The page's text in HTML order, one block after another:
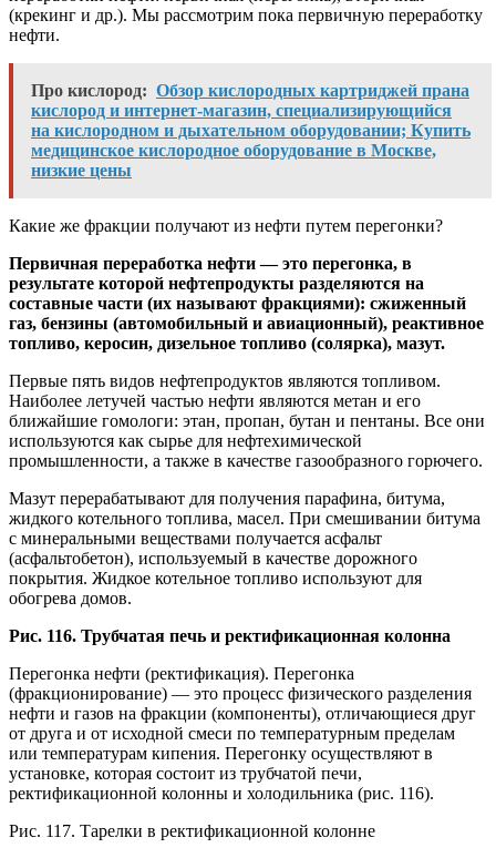
(крекинг и др.). Мы рассмотрим пока первичную переработку
нефти.
Про кислород: Обзор кислородных картриджей прана
кислород и интернет-магазин, специализирующийся
на кислородном и дыхательном оборудовании; Купить
медицинское кислородное оборудование в Москве,
низкие цены
Какие же фракции получают из нефти путем перегонки?
Первичная переработка нефти — это перегонка, в
результате которой нефтепродукты разделяются на
составные части (их называют фракциями): сжиженный
газ, бензины (автомобильный и авиационный), реактивное
топливо, керосин, дизельное топливо (солярка), мазут.
Первые пять видов нефтепродуктов являются топливом.
Наиболее летучей частью нефти являются метан и его
ближайшие гомологи: этан, пропан, бутан и пентаны. Все они
используются как сырье для нефтехимической
промышленности, а также в качестве газообразного горючего.
Мазут перерабатывают для получения парафина, битума,
жидкого котельного топлива, масел. При смешивании битума
с минеральными веществами получается асфальт
(асфальтобетон), используемый в качестве дорожного
покрытия. Жидкое котельное топливо используют для
обогрева домов.
Рис. 116. Трубчатая печь и ректификационная колонна
Перегонка нефти (ректификация). Перегонка
(фракционирование) — это процесс физического разделения
нефти и газов на фракции (компоненты), отличающиеся друг
от друга и от исходной смеси по температурным пределам
или температурам кипения. Перегонку осуществляют в
установке, которая состоит из трубчатой печи,
ректификационной колонны и холодильника (рис. 116).
Рис. 117. Тарелки в ректификационной колонне